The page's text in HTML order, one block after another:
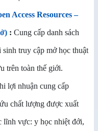
Access Resources –
: Cung cấp danh sách
truy cập mở học thuật
trên toàn thế giới.
lợi nhuận cung cấp
chất lượng được xuất
lĩnh vực: y học nhiệt đới,